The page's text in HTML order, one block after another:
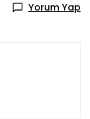
Yorum Yap